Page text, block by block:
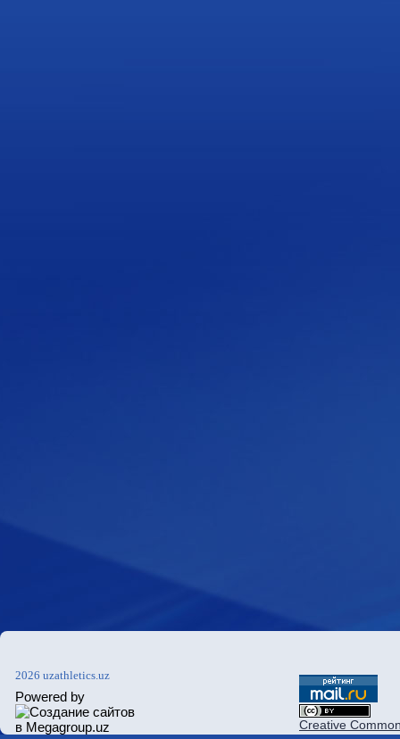
2026 uzathletics.uz
Powered by
Creative